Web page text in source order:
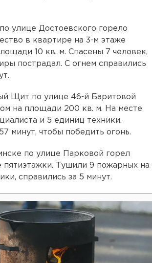
улице Достоевского горело
в квартире на 3-м этаже
10 кв. м. Спасены 7 человек,
пострадал. С огнем справились
Щит по улице 46-й Баритовой
на площади 200 кв. м. На месте
и 5 единиц техники.
минут, чтобы победить огонь.
по улице Парковой горел
пятиэтажки. Тушили 9 пожарных на
справились за 5 минут.